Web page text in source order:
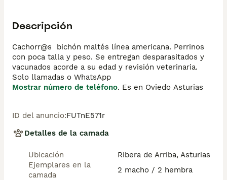
Descripción
Cachorr@s  bichón maltés línea americana. Perrinos
con poca talla y peso. Se entregan desparasitados y
vacunados acorde a su edad y revisión veterinaria.
Mostrar número de teléfono
ID del anuncio:FUTnE571r
Detalles de la camada
Ubicación
Ribera de Arriba, Asturias
Ejemplares en la
camada
2 macho / 2 hembra